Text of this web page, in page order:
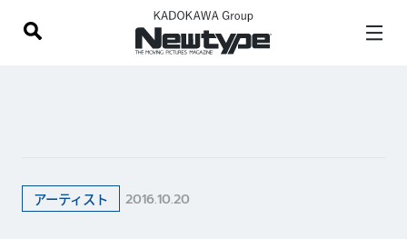
アーティスト 2016.10.20